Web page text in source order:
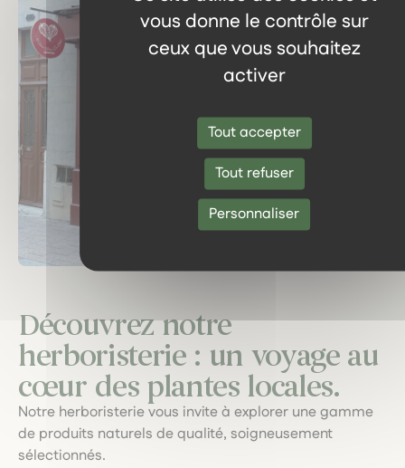
vous donne le contrôle sur
ceux que vous souhaitez
activer
Tout accepter
Tout refuser
Personnaliser
Découvrez notre
herboristerie : un voyage au
cœur des plantes locales.
Notre herboristerie vous invite à explorer une gamme
de produits naturels de qualité, soigneusement
sélectionnés.